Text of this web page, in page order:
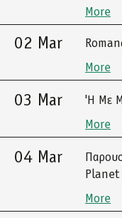
More
02 Mar
More
03 Mar
'Η Με
More
04 Mar
Planet
More